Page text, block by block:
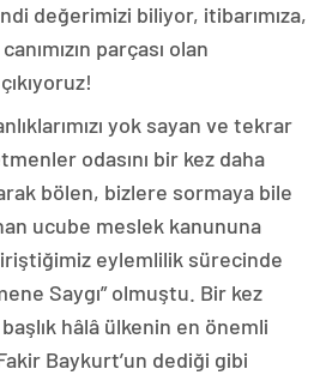
değerimizi biliyor, itibarımıza,
parçası olan
yok sayan ve tekrar
odasını bir kez daha
bölen, bizlere sormaya bile
ucube meslek kanununa
eylemlilik sürecinde
Saygı” olmuştu. Bir kez
hâlâ ülkenin en önemli
Baykurt’un dediği gibi